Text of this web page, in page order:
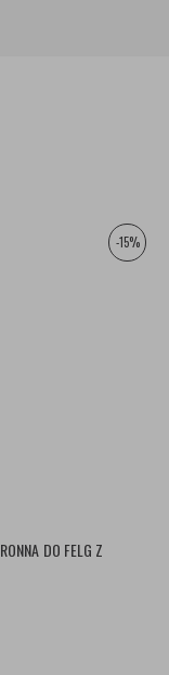
-15%
DO FELG Z